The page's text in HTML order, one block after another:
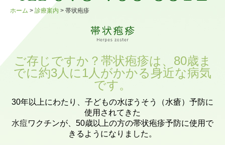
健診・検査
動脈硬化検査
逆流性食道炎
ホーム 診療案内 帯状疱疹
ご存じですか？帯状疱疹は、80歳ま
でに約3人に1人がかかる身近な病気
です。
30年以上にわたり、子どもの水ぼうそう（水瘡）予防に
使用されてきた
水痘ワクチンが、50歳以上の方の帯状疱疹予防に使用で
きるようになりました。